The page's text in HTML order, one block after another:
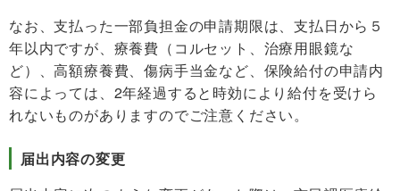
なお、支払った一部負担金の申請期限は、支払日から５
年以内ですが、療養費（コルセット、治療用眼鏡な
ど）、高額療養費、傷病手当金など、保険給付の申請内
容によっては、2年経過すると時効により給付を受けら
れないものがありますのでご注意ください。
届出内容の変更